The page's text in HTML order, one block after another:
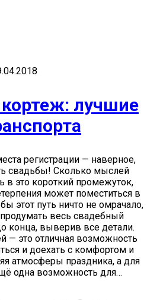
лучшие
регистрации — наверное,
свадьбы! Сколько мыслей
в это короткий промежуток,
может поместиться в
этот путь ничто не омрачало,
весь свадебный
конца, выверив все детали.
— это отличная возможность
и доехать с комфортом и
атмосферы праздника, а для
одна возможность для…